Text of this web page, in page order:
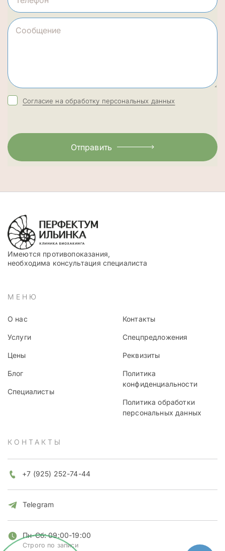
Согласие на обработку персональных данных
Отправить
Имеются противопоказания,
необходима консультация специалиста
МЕНЮ
О нас
Услуги
Цены
Блог
Специалисты
Контакты
Спецпредложения
Реквизиты
Политика
конфиденциальности
Политика обработки
персональных данных
КОНТАКТЫ
+7 (925) 252-74-44
Telegram
Пн-Сб: 09:00-19:00
Строго по записи